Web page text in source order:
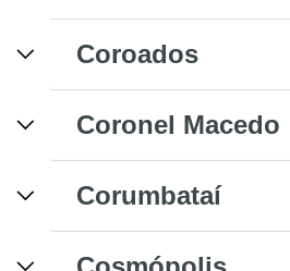
Coroados
Coronel Macedo
Corumbataí